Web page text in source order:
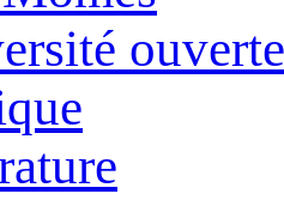
ouverte